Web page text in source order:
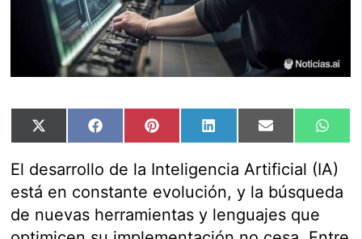
Compartir
en
X
Compartir
en
FacebookCompartir
en
PinterestCompartir
en
LinkedInCompartir
en
Email
en
El desarrollo de la Inteligencia Artificial (IA)
está en constante evolución, y la búsqueda
de nuevas herramientas y lenguajes que